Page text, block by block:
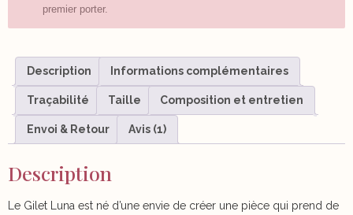
premier porter.
Description Informations complémentaires
Traçabilité Taille Composition et entretien
Envoi & Retour Avis (1)
Description
Le Gilet Luna est né d’une envie de créer une pièce qui prend de